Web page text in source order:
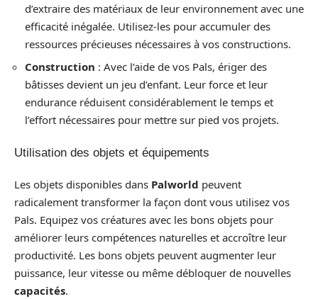
d’extraire des matériaux de leur environnement avec une
efficacité inégalée. Utilisez-les pour accumuler des
ressources précieuses nécessaires à vos constructions.
Construction : Avec l’aide de vos Pals, ériger des
bâtisses devient un jeu d’enfant. Leur force et leur
endurance réduisent considérablement le temps et
l’effort nécessaires pour mettre sur pied vos projets.
Utilisation des objets et équipements
Les objets disponibles dans Palworld peuvent
radicalement transformer la façon dont vous utilisez vos
Pals. Equipez vos créatures avec les bons objets pour
améliorer leurs compétences naturelles et accroître leur
productivité. Les bons objets peuvent augmenter leur
puissance, leur vitesse ou même débloquer de nouvelles
capacités.